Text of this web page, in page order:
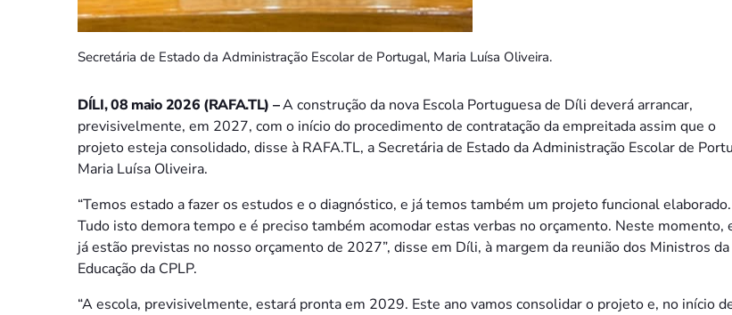
Secretária de Estado da Administração Escolar de Portugal, Maria Luísa Oliveira.
DÍLI, 08 maio 2026 (RAFA.TL) –A construção da nova Escola Portuguesa de Díli deverá arrancar,
previsivelmente, em 2027, com o início do procedimento de contratação da empreitada assim que o
projeto esteja consolidado, disse à RAFA.TL, a Secretária de Estado da Administração Escolar de
Maria Luísa Oliveira.
“Temos estado a fazer os estudos e o diagnóstico, e já temos também um projeto funcional elaborado.
Tudo isto demora tempo e é preciso também acomodar estas verbas no orçamento. Neste momento,
já estão previstas no nosso orçamento de 2027”, disse em Díli, à margem da reunião dos Ministros da
Educação da CPLP.
“A escola, previsivelmente, estará pronta em 2029. Este ano vamos consolidar o projeto e, no início